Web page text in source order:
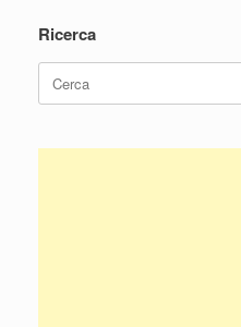
Ricerca
Ricerca
per: